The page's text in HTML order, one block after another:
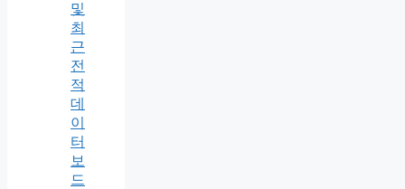
및
최
근
전
적
데
이
터
보
드